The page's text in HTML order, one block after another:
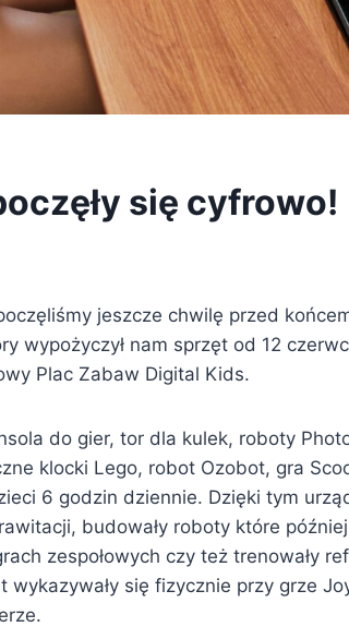
się cyfrowo!
jeszcze chwilę przed
wypożyczył nam sprzęt od 12
Plac Zabaw Digital Kids.
do gier, tor dla kulek, roboty
klocki Lego, robot Ozobot, gra
6 godzin dziennie. Dzięki tym
budowały roboty które
zespołowych czy też trenowały
wykazywały się fizycznie przy grze